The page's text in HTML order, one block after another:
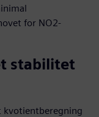
for NO2-
stabilitet
kvotientberegning